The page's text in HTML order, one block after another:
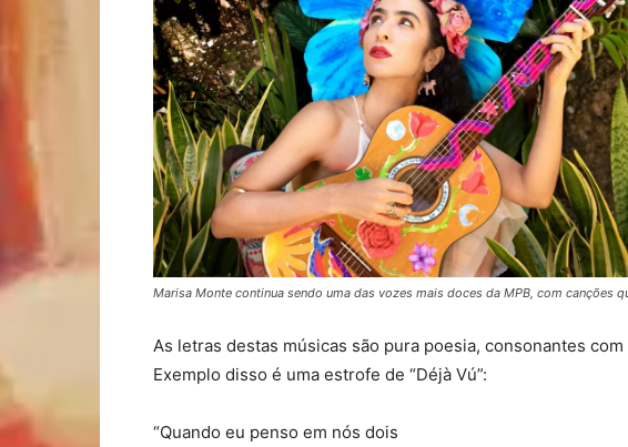
Marisa Monte continua sendo uma das vozes mais doces da MPB, com canções
As letras destas músicas são pura poesia, consonantes
Exemplo disso é uma estrofe de “Déjà Vú”:
“Quando eu penso em nós dois